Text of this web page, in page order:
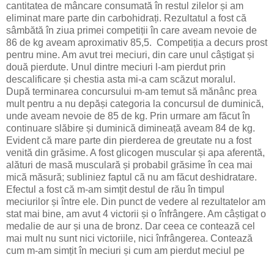
cantitatea de mâncare consumată în restul zilelor și am
eliminat mare parte din carbohidrați. Rezultatul a fost că
sâmbătă în ziua primei competiții în care aveam nevoie de
86 de kg aveam aproximativ 85,5. Competiția a decurs prost
pentru mine. Am avut trei meciuri, din care unul câștigat și
două pierdute. Unul dintre meciuri l-am pierdut prin
descalificare și chestia asta mi-a cam scăzut moralul.
După terminarea concursului m-am temut să mănânc prea
mult pentru a nu depăși categoria la concursul de duminică,
unde aveam nevoie de 85 de kg. Prin urmare am făcut în
continuare slăbire și duminică dimineață aveam 84 de kg.
Evident că mare parte din pierderea de greutate nu a fost
venită din grăsime. A fost glicogen muscular și apa aferentă,
alături de masă musculară și probabil grăsime în cea mai
mică măsură; subliniez faptul că nu am făcut deshidratare.
Efectul a fost că m-am simțit destul de rău în timpul
meciurilor și între ele. Din punct de vedere al rezultatelor am
stat mai bine, am avut 4 victorii și o înfrângere. Am câștigat o
medalie de aur și una de bronz. Dar ceea ce contează cel
mai mult nu sunt nici victoriile, nici înfrângerea. Contează
cum m-am simțit în meciuri și cum am pierdut meciul pe